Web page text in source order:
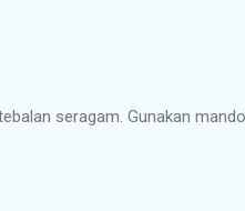
seragam. Gunakan